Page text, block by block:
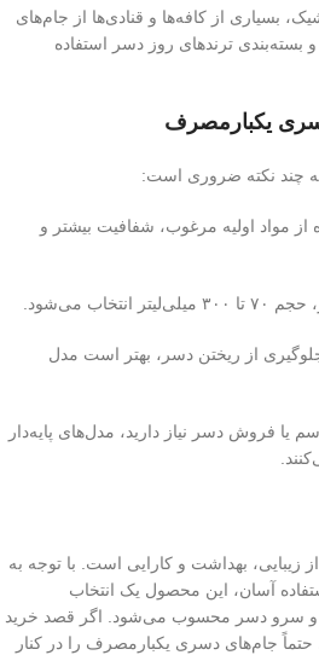
بسیاری از کافه‌ها و قنادی‌ها از جام‌های
بسته‌بندی ترندهای روز دسر استفاده
یکبارمصرف
به چند نکته ضروری است:
مواد اولیه مرغوب، شفافیت بیشتر و
می‌شود.
از ریختن دسر، بهتر است مدل
یا فروش دسر نیاز دارید، مدل‌های پایه‌دار
بهداشت و کارایی است. با توجه به
آسان، این محصول یک انتخاب
و سرو دسر محسوب می‌شود. اگر قصد خرید
جام‌های دسری یکبارمصرف را در کنار